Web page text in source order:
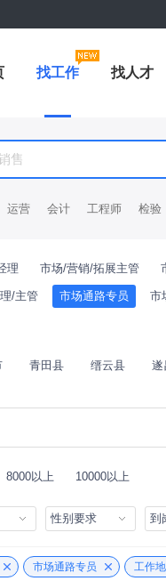
找工作 找人才
运营 会计 工程师 检验
理 市场/营销/拓展主管
/主管 市场通路专员 市
青田县 缙云县 遂
8000以上 10000以上
性别要求 到
市场通路专员 工作